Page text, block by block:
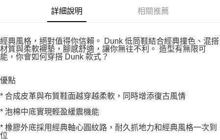
詳細說明 相關推薦
經典風格，絕對值得你信賴。 Dunk 低筒鞋結合經典撞色、混搭
材質與柔軟襯墊，腳感舒適，讓你無往不利。 造型有無限可
能，你會如何穿搭 Dunk 款式？
優點
* 合成皮革與布質鞋面越穿越柔軟，同時增添復古風情
* 泡棉中底實現輕盈緩震機能
* 橡膠外底採用經典軸心圓紋路，耐久抓地力和經典風格一次到
位